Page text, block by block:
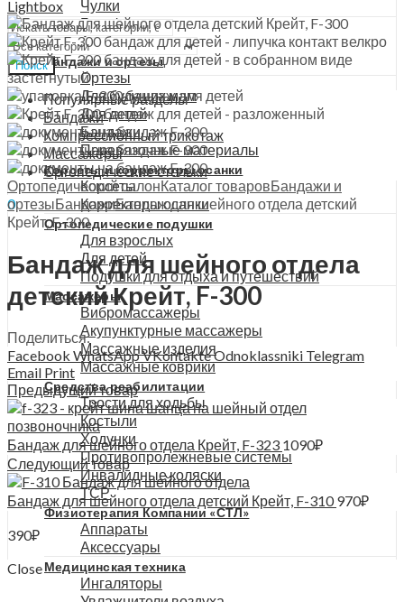
Чулки
Гольфы
Аксессуары
Бандажи и ортезы
Ортезы
Для будущих мам
Для детей
Бандажи
Перевязочные материалы
Корсеты и корректоры осанки
Корсеты
Корректоры осанки
Ортопедические подушки
Для взрослых
Для детей
Подушки для отдыха и путешествий
Массажеры
Вибромассажеры
Акупунктурные массажеры
Массажные изделия
Массажные коврики
Средства реабилитации
Трости для ходьбы
Костыли
Ходунки
Противопролежневые системы
Инвалидные коляски
ТСР
Физиотерапия Компании «СТЛ»
Аппараты
Аксессуары
Медицинская техника
Ингаляторы
Меню
Поиск
Популярные разделы
Бандажи
Компрессионный трикотаж
Массажеры
Ортопедические стельки
0
0₽
Lightbox
Ортопедический салонКаталог товаровБандажи и
ортезыБандажиБандаж для шейного отдела детский
Крейт, F-300
Бандаж для шейного отдела
детский Крейт, F-300
Поделиться:
Facebook WhatsAppVKontakteOdnoklassniki Telegram
Email Print
Предыдущий товар
Бандаж для шейного отдела Крейт, F-323 1090₽
Следующий товар
Бандаж для шейного отдела детский Крейт, F-310970₽
390₽
Close